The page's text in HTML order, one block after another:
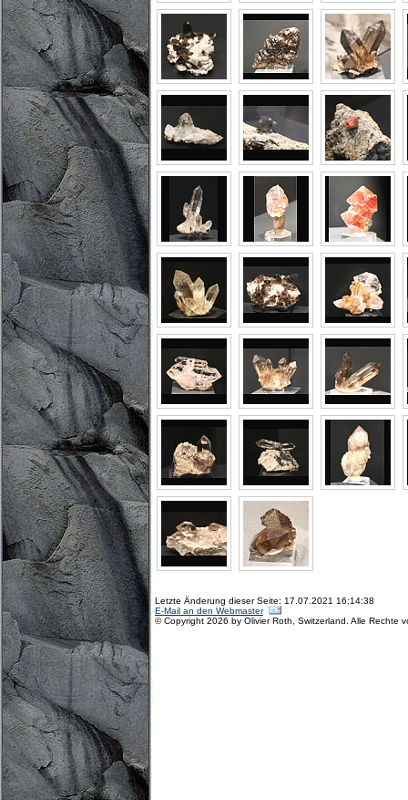
Letzte Änderung dieser Seite: 17.07.2021 16:14:38
E-Mail an den Webmaster
© Copyright 2026 by Olivier Roth, Switzerland. Alle Rechte